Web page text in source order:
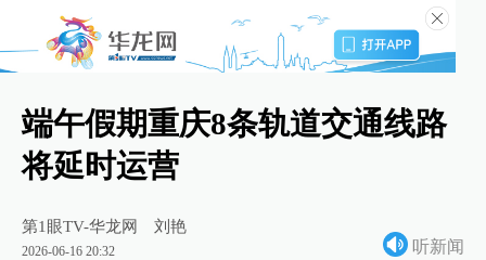
端午假期重庆8条轨道交通线路
将延时运营
第1眼TV-华龙网 刘艳
2026-06-16 20:32 听新闻